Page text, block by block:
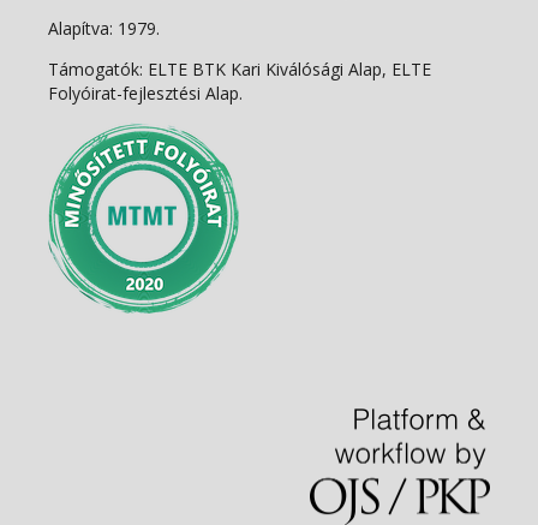
Alapítva: 1979.
Támogatók: ELTE BTK Kari Kiválósági Alap, ELTE
Folyóirat-fejlesztési Alap.